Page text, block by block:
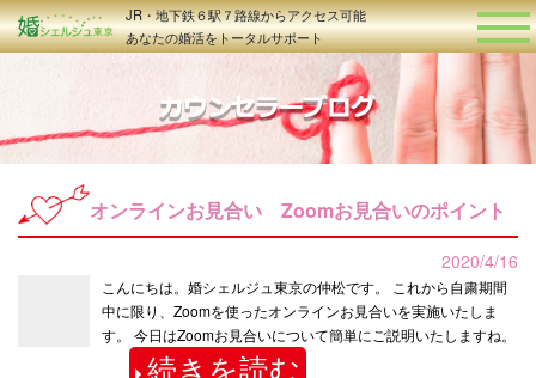
JR・地下鉄６駅７路線からアクセス可能
あなたの婚活をトータルサポート
オンラインお見合い Zoomお見合いのポイント
2020/4/16
こんにちは。婚シェルジュ東京の仲松です。 これから自粛期間
中に限り、Zoomを使ったオンラインお見合いを実施いたしま
す。 今日はZoomお見合いについて簡単にご説明いたしますね。
続きを読む